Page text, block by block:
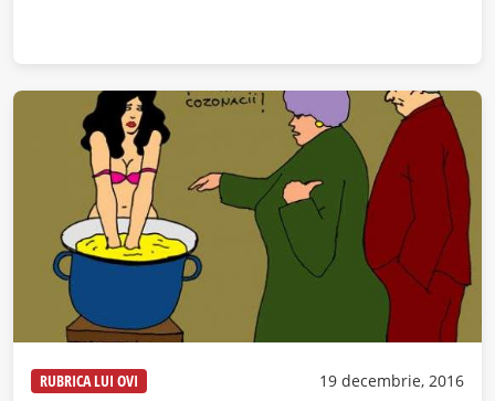
RUBRICA LUI OVI 19 decembrie, 2016